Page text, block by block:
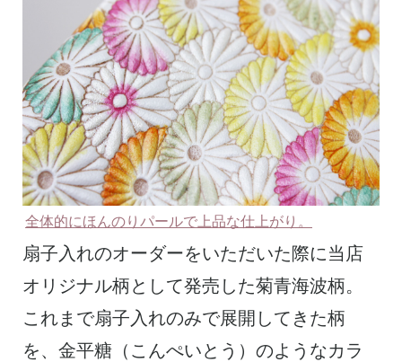
全体的にほんのりパールで上品な仕上がり。
扇子入れのオーダーをいただいた際に当店
オリジナル柄として発売した菊青海波柄。
これまで扇子入れのみで展開してきた柄
を、金平糖（こんぺいとう）のようなカラ